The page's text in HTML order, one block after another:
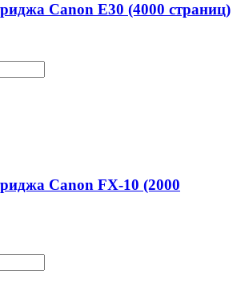
Canon E30 (4000 страниц)
Canon FX-10 (2000